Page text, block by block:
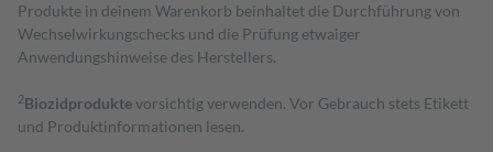
Produkte in deinem Warenkorb beinhaltet die Durchführung von
Wechselwirkungschecks und die Prüfung etwaiger
Anwendungshinweise des Herstellers.
2Biozidproduktevorsichtig verwenden. Vor Gebrauch stets Etikett
und Produktinformationen lesen.